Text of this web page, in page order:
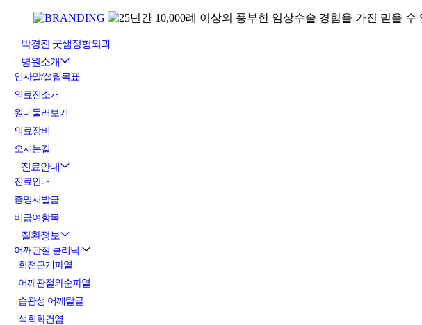
박경진 굿샘정형외과
병원소개
인사말/설립목표
의료진소개
원내둘러보기
의료장비
오시는길
진료안내
진료안내
증명서발급
비급여항목
질환정보
어깨관절 클리닉
회전근개파열
어깨관절와순파열
습관성 어깨탈골
석회화건염